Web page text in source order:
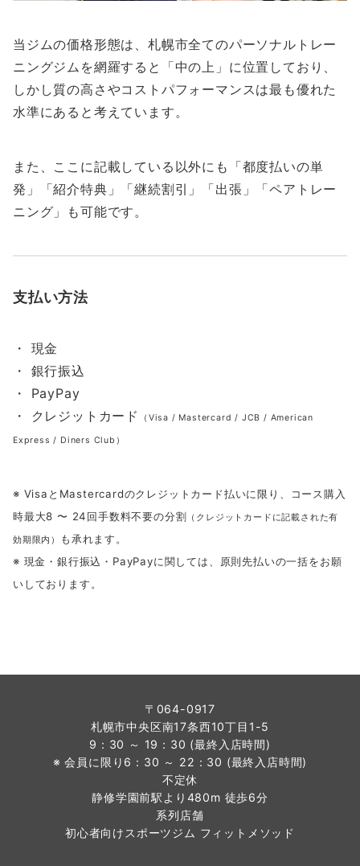
当ジムの価格形態は、札幌市全てのパーソナルトレー
ニングジムを網羅すると「中の上」に位置しており、
しかし質の高さやコストパフォーマンスは最も優れた
水準にあると考えています。
また、ここに記載している以外にも「都度払いの単
発」「紹介特典」「継続割引」「出張」「ペアトレー
ニング」も可能です。
支払い方法
・ 現金
・ 銀行振込
・ PayPay
・ クレジットカード
（Visa / Mastercard / JCB / American
Express / Diners Club）
※ VisaとMastercardのクレジットカード払いに限り、コース購入
時最大8 〜 24回手数料不要の分割 （クレジットカードに記載された有
効期限内）
も承れます。
※ 現金・銀行振込・PayPayに関しては、原則先払いの一括をお願
いしております。
〒064-0917
札幌市中央区南17条西10丁目1-5
9：30 ～ 19：30 (最終入店時間)
※ 会員に限り6：30 ～ 22：30 (最終入店時間)
不定休
静修学園前駅より480m 徒歩6分
系列店舗
初心者向けスポーツジム フィットメソッド